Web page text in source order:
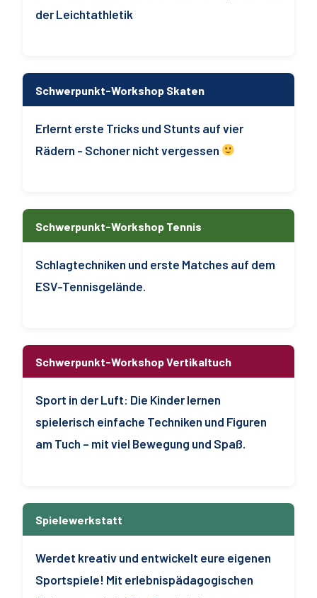
der Leichtathletik
Schwerpunkt-Workshop Skaten
Erlernt erste Tricks und Stunts auf vier
Rädern - Schoner nicht vergessen
Schwerpunkt-Workshop Tennis
Schlagtechniken und erste Matches auf dem
ESV-Tennisgelände.
Schwerpunkt-Workshop Vertikaltuch
Sport in der Luft: Die Kinder lernen
spielerisch einfache Techniken und Figuren
am Tuch – mit viel Bewegung und Spaß.
Spielewerkstatt
Werdet kreativ und entwickelt eure eigenen
Sportspiele! Mit erlebnispädagogischen